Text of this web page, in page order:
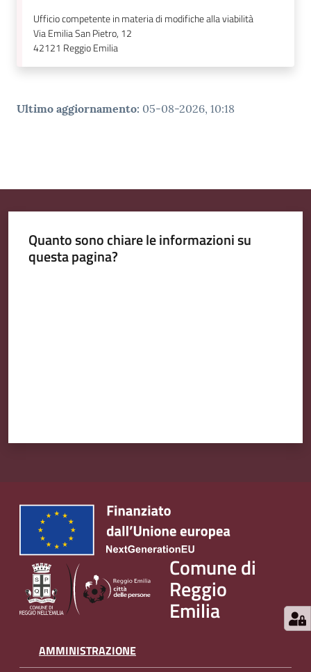
Ufficio competente in materia di modifiche alla viabilità
Via Emilia San Pietro, 12
42121 Reggio Emilia
Ultimo aggiornamento: 05-08-2026, 10:18
Quanto sono chiare le informazioni su
questa pagina?
Comune di
Reggio
Emilia
AMMINISTRAZIONE